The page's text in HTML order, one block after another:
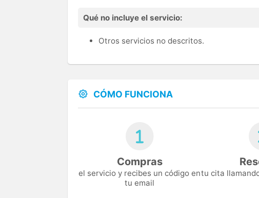
Qué no incluye el servicio:
Otros servicios no descritos.
CÓMO FUNCIONA
Compras
el servicio y recibes un código en
tu email
tu cita